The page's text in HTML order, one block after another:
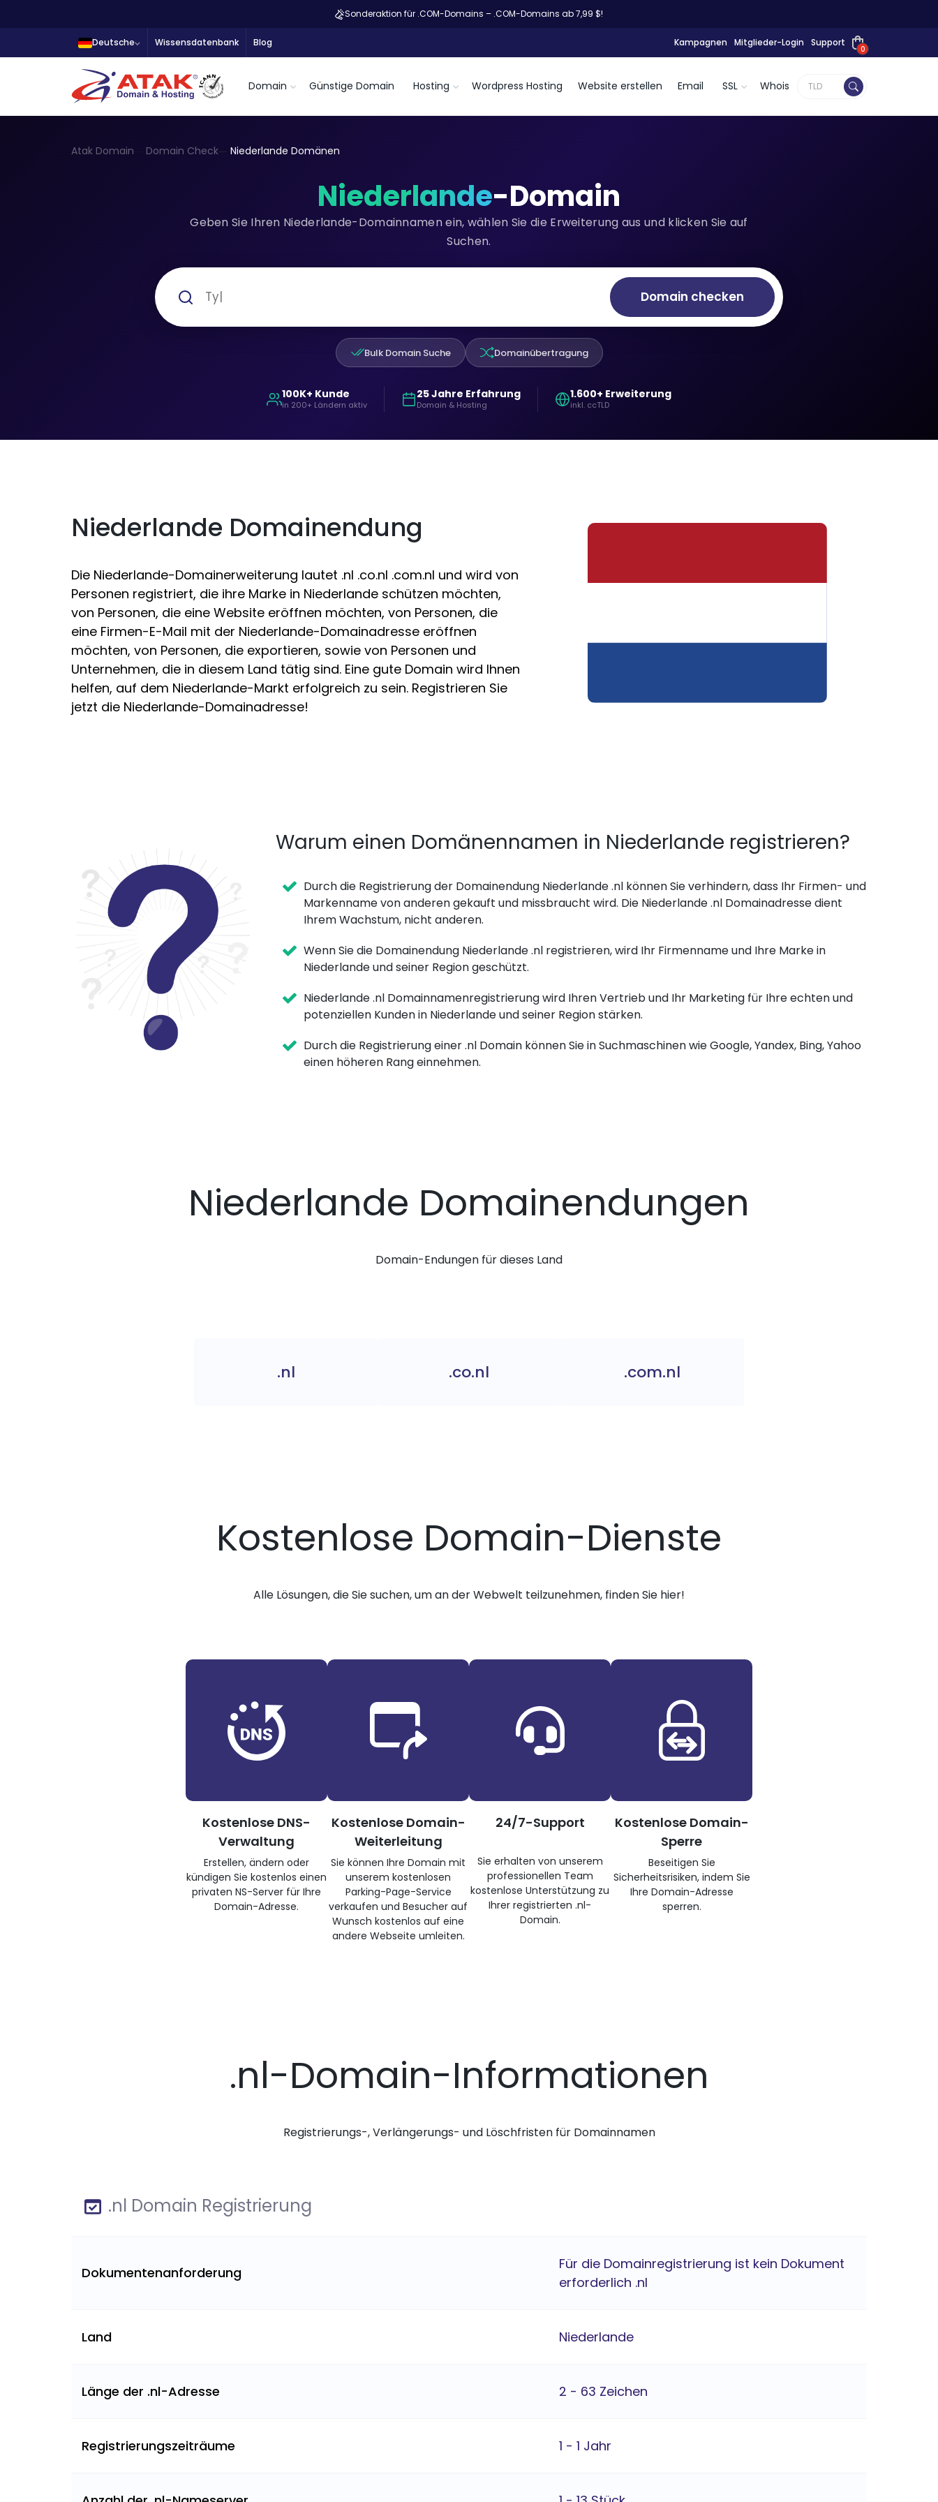
Sonderaktion für .COM-Domains – .COM-Domains ab 7,99 $!
Deutsche Wissensdatenbank Blog Kampagnen Mitglieder-Login Support
0
Domain Günstige Domain Hosting Wordpress Hosting Website erstellen Email SSL Whois
Atak Domain Domain Check Niederlande Domänen
Niederlande-Domain
Geben Sie Ihren Niederlande-Domainnamen ein, wählen Sie die Erweiterung aus und klicken Sie auf
Suchen.
Domain checken
Bulk Domain Suche Domainübertragung
100K+ Kunde
in 200+ Ländern aktiv
25 Jahre Erfahrung
Domain & Hosting
1.600+ Erweiterung
inkl. ccTLD
Niederlande Domainendung
Die Niederlande-Domainerweiterung lautet .nl .co.nl .com.nl und wird von
Personen registriert, die ihre Marke in Niederlande schützen möchten,
von Personen, die eine Website eröffnen möchten, von Personen, die
eine Firmen-E-Mail mit der Niederlande-Domainadresse eröffnen
möchten, von Personen, die exportieren, sowie von Personen und
Unternehmen, die in diesem Land tätig sind. Eine gute Domain wird Ihnen
helfen, auf dem Niederlande-Markt erfolgreich zu sein. Registrieren Sie
jetzt die Niederlande-Domainadresse!
Warum einen Domänennamen in Niederlande registrieren?
Durch die Registrierung der Domainendung Niederlande .nl können Sie verhindern, dass Ihr Firmen- und
Markenname von anderen gekauft und missbraucht wird. Die Niederlande .nl Domainadresse dient
Ihrem Wachstum, nicht anderen.
Wenn Sie die Domainendung Niederlande .nl registrieren, wird Ihr Firmenname und Ihre Marke in
Niederlande und seiner Region geschützt.
Niederlande .nl Domainnamenregistrierung wird Ihren Vertrieb und Ihr Marketing für Ihre echten und
potenziellen Kunden in Niederlande und seiner Region stärken.
Durch die Registrierung einer .nl Domain können Sie in Suchmaschinen wie Google, Yandex, Bing, Yahoo
einen höheren Rang einnehmen.
Niederlande Domainendungen
Domain-Endungen für dieses Land
.nl .co.nl .com.nl
Kostenlose Domain-Dienste
Alle Lösungen, die Sie suchen, um an der Webwelt teilzunehmen, finden Sie hier!
Kostenlose DNS-
Verwaltung
Erstellen, ändern oder
kündigen Sie kostenlos einen
privaten NS-Server für Ihre
Domain-Adresse.
Kostenlose Domain-
Weiterleitung
Sie können Ihre Domain mit
unserem kostenlosen
Parking-Page-Service
verkaufen und Besucher auf
Wunsch kostenlos auf eine
andere Webseite umleiten.
24/7-Support
Sie erhalten von unserem
professionellen Team
kostenlose Unterstützung zu
Ihrer registrierten .nl-
Domain.
Kostenlose Domain-
Sperre
Beseitigen Sie
Sicherheitsrisiken, indem Sie
Ihre Domain-Adresse
sperren.
.nl-Domain-Informationen
Registrierungs-, Verlängerungs- und Löschfristen für Domainnamen
.nl Domain Registrierung
Dokumentenanforderung
Für die Domainregistrierung ist kein Dokument
erforderlich .nl
Land Niederlande
Länge der .nl-Adresse 2 - 63 Zeichen
Registrierungszeiträume 1 - 1 Jahr